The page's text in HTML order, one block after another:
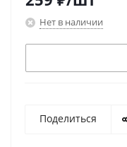
Нет в наличии
Поделиться